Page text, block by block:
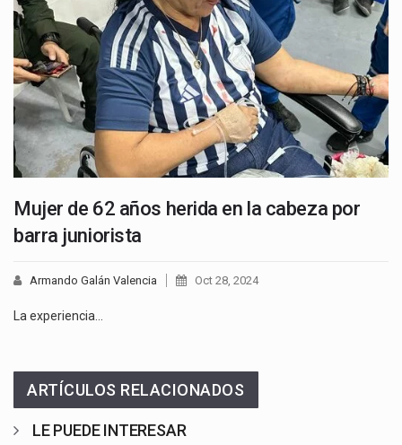
Mujer de 62 años herida en la cabeza por
barra juniorista
Armando Galán Valencia Oct 28, 2024
La experiencia…
ARTÍCULOS RELACIONADOS
LE PUEDE INTERESAR